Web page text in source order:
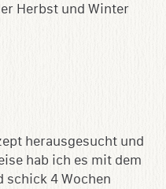
Herbst und Winter
herausgesucht und
hab ich es mit dem
schick 4 Wochen